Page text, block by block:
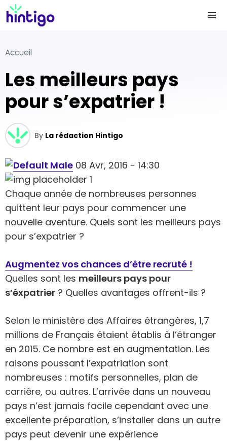
Accueil
Les meilleurs pays
pour s’expatrier !
By La rédaction Hintigo
08 Avr, 2016 - 14:30
Chaque année de nombreuses personnes
quittent leur pays pour commencer une
nouvelle aventure. Quels sont les meilleurs pays
pour s’expatrier ?
Augmentez vos chances d’être recruté !
Quelles sont les meilleurs pays pour
s’éxpatrier ? Quelles avantages offrent-ils ?
Selon le ministère des Affaires étrangères, 1,7
millions de Français étaient établis à l’étranger
en 2015. Ce nombre est en augmentation. Les
raisons poussant l’expatriation sont
nombreuses : motifs personnelles, plan de
carrière, ou autres. L’arrivée dans un nouveau
pays n’est jamais facile cependant avec une
excellente préparation, s’installer dans un autre
pays peut devenir une expérience